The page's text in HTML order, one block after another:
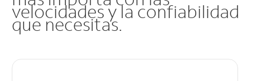
velocidades y la confiabilidad
que necesitas.